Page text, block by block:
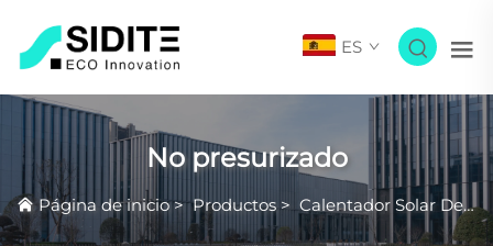
ES
No presurizado
Página de inicio>Productos >Calentador Solar De Agua